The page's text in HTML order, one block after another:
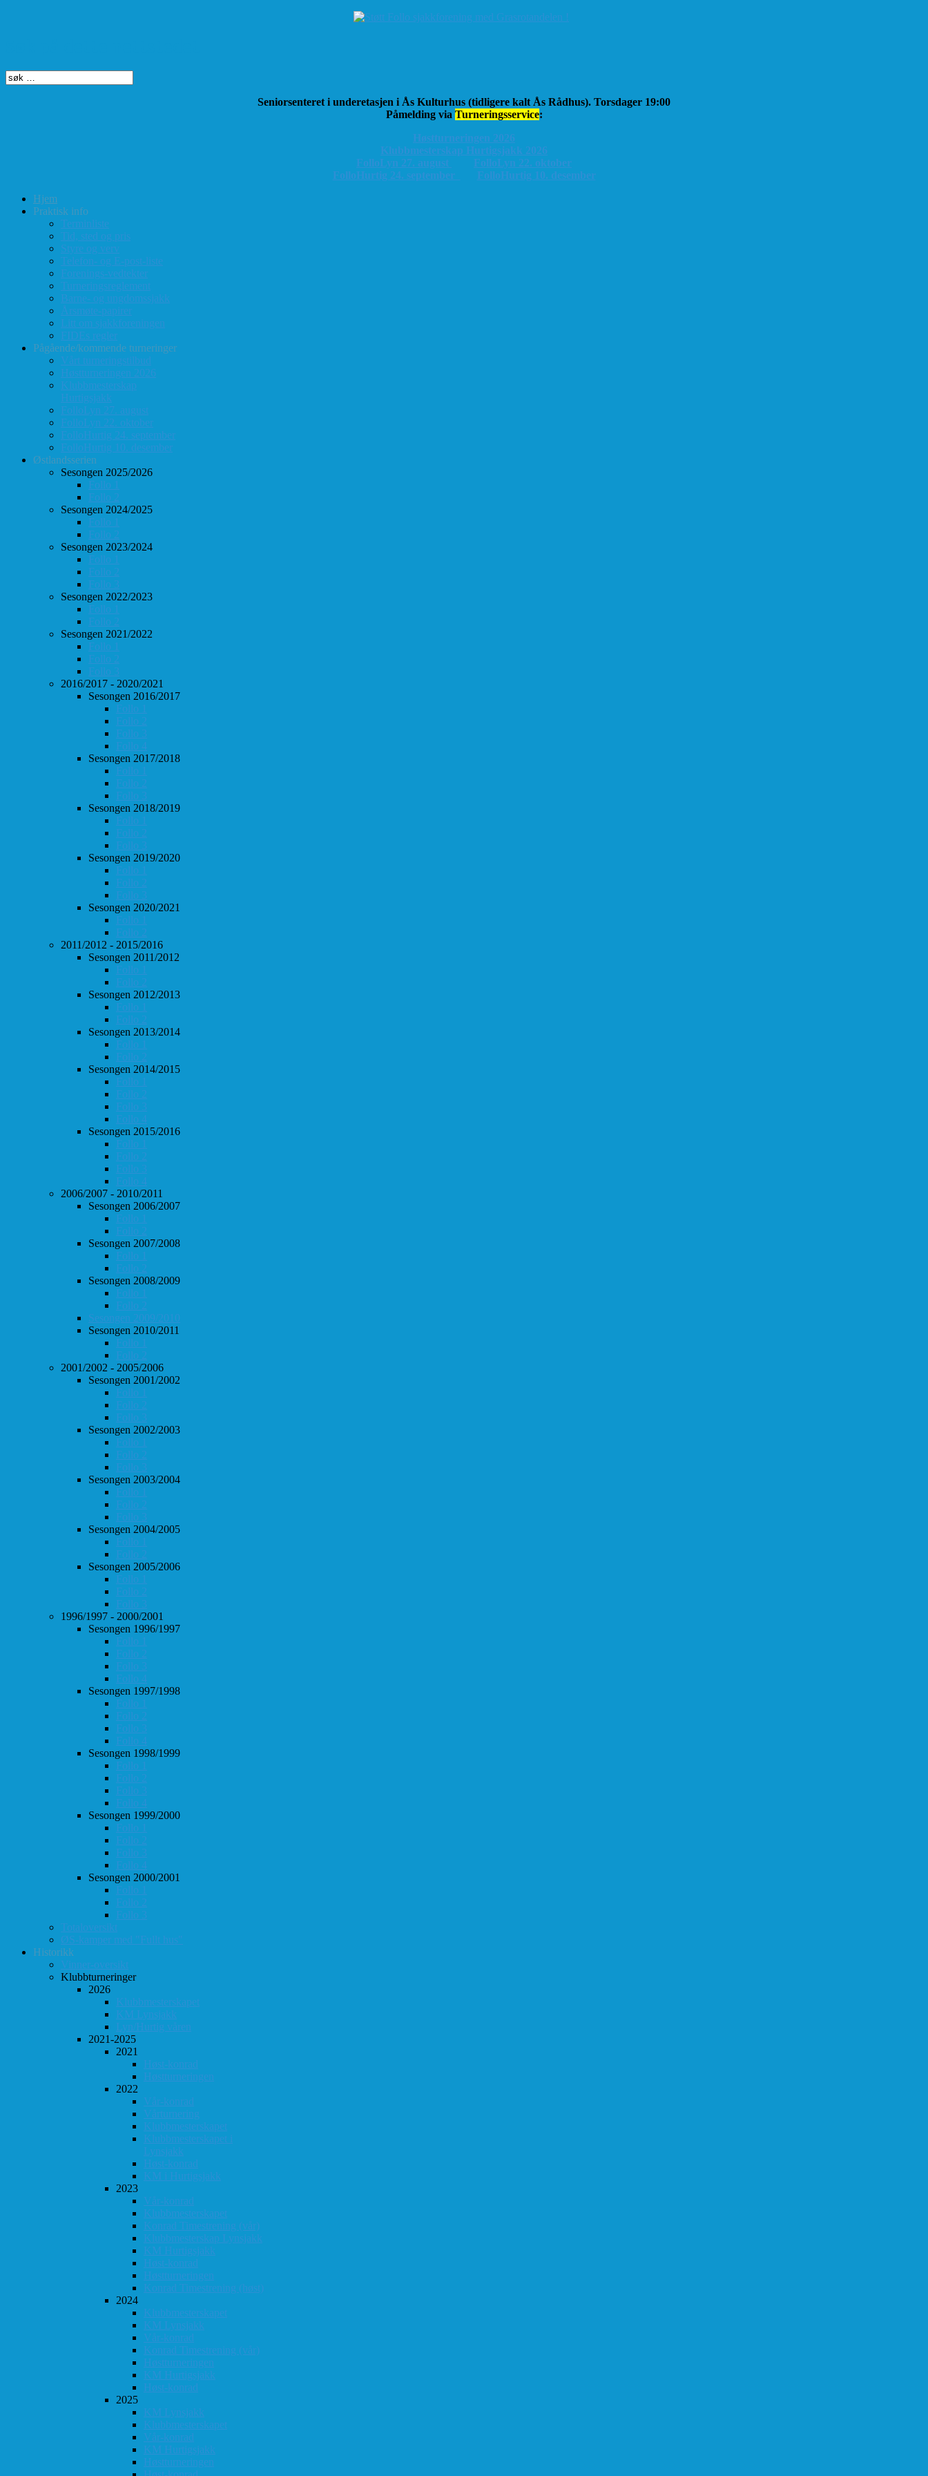
Seniorsenteret i underetasjen i Ås Kulturhus (tidligere kalt Ås Rådhus). Torsdager 19:00
Påmelding via Turneringsservice:
Høstturneringen 2026
Klubbmesterskap Hurtigsjakk 2026
FolloLyn 27. august
FolloLyn 22. oktober
FolloHurtig 24. september
FolloHurtig 10. desember
Hjem
Praktisk info
Terminliste
Tid, sted og pris
Styre og verv
Telefon- og E-post-liste
Forenings-vedtekter
Turneringsreglement
Barne- og ungdomssjakk
Årsmøte-papirer
Litt om sjakkforeningen
FIDEs regler
Pågående/kommende turneringer
Vårt turneringstilbud
Høstturneringen 2026
Klubbmesterskap
Hurtigsjakk
FolloLyn 27. august
FolloLyn 22. oktober
FolloHurtig 24. september
FolloHurtig 10. desember
Østlandsserien
Sesongen 2025/2026
Follo 1
Follo 2
Sesongen 2024/2025
Follo 1
Follo 2
Sesongen 2023/2024
Follo 1
Follo 2
Follo 3
Sesongen 2022/2023
Follo 1
Follo 2
Sesongen 2021/2022
Follo 1
Follo 2
Follo 3
2016/2017 - 2020/2021
Sesongen 2016/2017
Follo 1
Follo 2
Follo 3
Follo 4
Sesongen 2017/2018
Follo 1
Follo 2
Follo 3
Sesongen 2018/2019
Follo 1
Follo 2
Follo 3
Sesongen 2019/2020
Follo 1
Follo 2
Follo 3
Sesongen 2020/2021
Follo 1
Follo 2
2011/2012 - 2015/2016
Sesongen 2011/2012
Follo 1
Follo 2
Sesongen 2012/2013
Follo 1
Follo 2
Sesongen 2013/2014
Follo 1
Follo 2
Sesongen 2014/2015
Follo 1
Follo 2
Follo 3
Follo 4
Sesongen 2015/2016
Follo 1
Follo 2
Follo 3
Follo 4
2006/2007 - 2010/2011
Sesongen 2006/2007
Follo 1
Follo 2
Sesongen 2007/2008
Follo 1
Follo 2
Sesongen 2008/2009
Follo 1
Follo 2
Sesongen 2009/2010
Sesongen 2010/2011
Follo 1
Follo 2
2001/2002 - 2005/2006
Sesongen 2001/2002
Follo 1
Follo 2
Follo 3
Sesongen 2002/2003
Follo 1
Follo 2
Follo 3
Sesongen 2003/2004
Follo 1
Follo 2
Follo 3
Sesongen 2004/2005
Follo 1
Follo 2
Sesongen 2005/2006
Follo 1
Follo 2
Follo 3
1996/1997 - 2000/2001
Sesongen 1996/1997
Follo 1
Follo 2
Follo 3
Follo 4
Sesongen 1997/1998
Follo 1
Follo 2
Follo 3
Follo 4
Sesongen 1998/1999
Follo 1
Follo 2
Follo 3
Follo 4
Sesongen 1999/2000
Follo 1
Follo 2
Follo 3
Follo 4
Sesongen 2000/2001
Follo 1
Follo 2
Follo 3
Totaloversikt
ØS-kamper med "Fullt hus"
Historikk
Vinner-oversikt
Klubbturneringer
2026
Klubbmesterskapet
KM Lynsjakk
Lyn/Hurtig våren
2021-2025
2021
Høst-konrad
Høstturneringen
2022
Vår-konrad
Vårturnering
Klubbmesterskapet
Klubbmesterskapet i
Lynsjakk
Høst-konrad
KM i Hurtigsjakk
2023
Vår-konrad
Klubbmesterskapet
Konrad Timestrening (vår)
Klubbmesterskap Lynsjakk
KM Hurtigsjakk
Høst-konrad
Høstturneringen
Konrad Timestrening (høst)
2024
Klubbmesterskapet
KM Lynsjakk
Vår-konrad
Konrad Timestrening (vår)
Høstturneringen
KM Hurtigsjakk
Høst-konrad
2025
KM Lynsjakk
Klubbmesterskapet
Vår-konrad
KM Hurtigsjakk
Høstturneringen